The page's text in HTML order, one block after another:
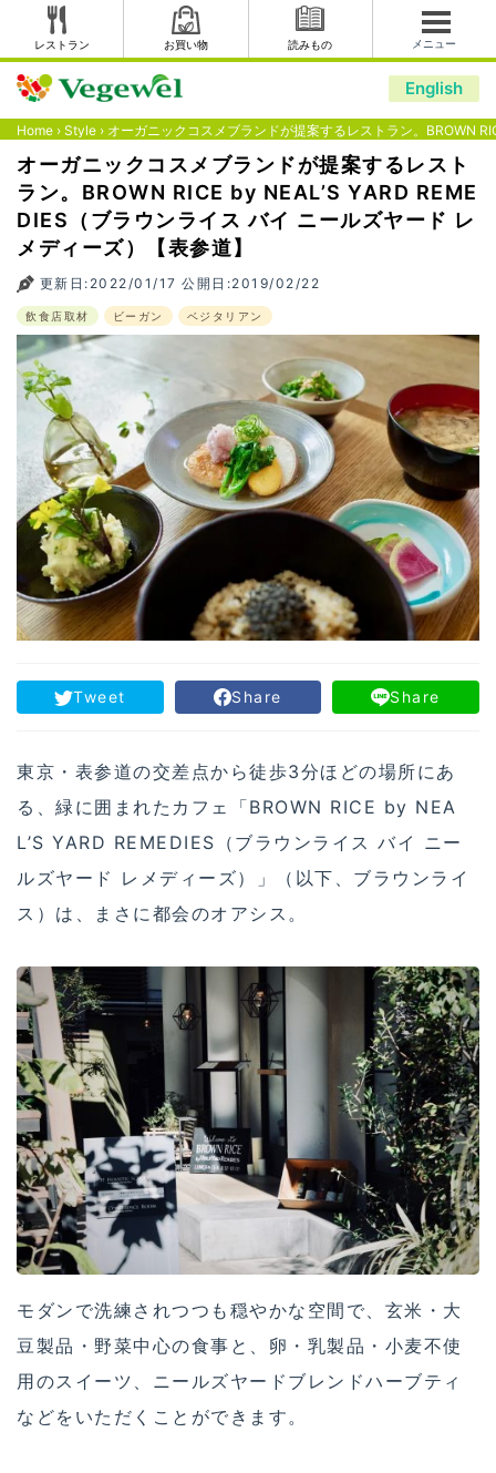
レストラン お買い物 読みもの メニュー
English
Home › Style › オーガニックコスメブランドが提案するレストラン。BROWN
オーガニックコスメブランドが提案するレスト
ラン。BROWN RICE by NEAL’S YARD REME
DIES（ブラウンライス バイ ニールズヤード レ
メディーズ）【表参道】
更新日:2022/01/17 公開日:2019/02/22
飲食店取材 ビーガン ベジタリアン
Tweet Share Share
東京・表参道の交差点から徒歩3分ほどの場所にあ
る、緑に囲まれたカフェ「BROWN RICE by NEA
L’S YARD REMEDIES（ブラウンライス バイ ニー
ルズヤード レメディーズ）」（以下、ブラウンライ
ス）は、まさに都会のオアシス。
モダンで洗練されつつも穏やかな空間で、玄米・大
豆製品・野菜中心の食事と、卵・乳製品・小麦不使
用のスイーツ、ニールズヤードブレンドハーブティ
などをいただくことができます。